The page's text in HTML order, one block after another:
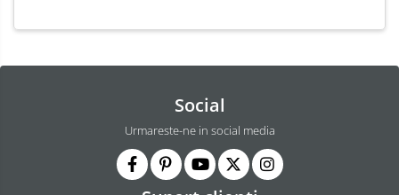
Social
Urmareste-ne in social media